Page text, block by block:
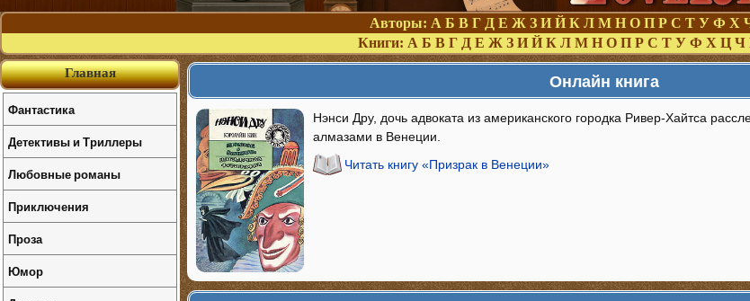
Авторы: А Б В Г Д Е Ж З И Й К Л М Н О П Р С Т У Ф Х
Книги: А Б В Г Д Е Ж З И Й К Л М Н О П Р С Т У Ф Х Ц Ч
Онлайн книга
Нэнси Дру, дочь адвоката из американского городка Ривер-Хайтса
алмазами в Венеции.
Читать книгу «Призрак в Венеции»
Главная
Фантастика
Детективы и Триллеры
Любовные романы
Приключения
Проза
Юмор